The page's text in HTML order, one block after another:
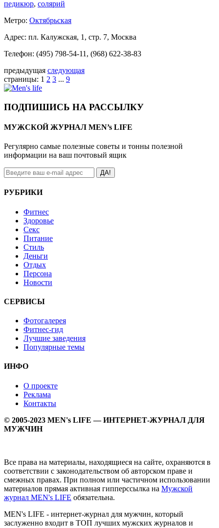
педикюр, солярий
Метро: Октябрьская
Адрес: пл. Калужская, 1, стр. 7, Москва
Телефон: (495) 798-54-11, (968) 622-38-83
предыдущая следующая
страницы: 1 2 3 ... 9
ПОДПИШИСЬ НА РАССЫЛКУ
МУЖСКОЙ ЖУРНАЛ MEN’s LIFE
Регулярно самые полезные советы и тонны полезной
информации на ваш почтовый ящик
ДА!
РУБРИКИ
Фитнес
Здоровье
Секс
Питание
Стиль
Деньги
Отдых
Персона
Новости
СЕРВИСЫ
Фотогалерея
Фитнес-гид
Лучшие заведения
Популярные темы
ИНФО
О проекте
Реклама
Контакты
© 2005-2023 MEN's LIFE — ИНТЕРНЕТ-ЖУРНАЛ ДЛЯ
МУЖЧИН
Все права на материалы, находящиеся на сайте, охраняются в
соответствии с законодательством об авторском праве и
смежных правах. При полном или частичном использовании
материалов прямая активная гипперссылка на Мужской
журнал MEN's LIFE обязательна.
MEN's LIFE - интернет-журнал для мужчин, который
заслуженно входит в ТОП лучших мужских журналов и